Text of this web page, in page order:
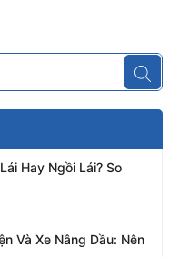
Hay Ngồi Lái? So
Và Xe Nâng Dầu: Nên